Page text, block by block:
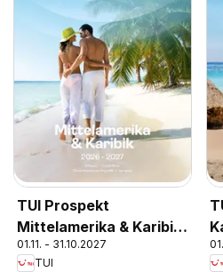
TUI Prospekt
Mittelamerika & Karibik
2026/27
01.11. - 31.10.2027
TUI